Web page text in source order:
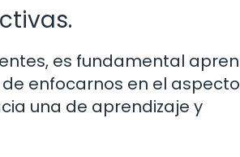
es fundamental
enfocarnos en el aspecto
una de aprendizaje y